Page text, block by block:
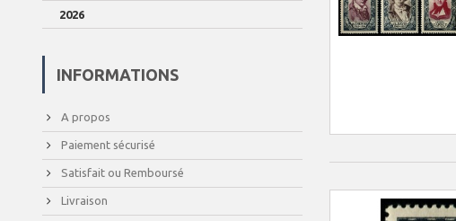
2026
INFORMATIONS
A propos
Paiement sécurisé
Satisfait ou Remboursé
Livraison